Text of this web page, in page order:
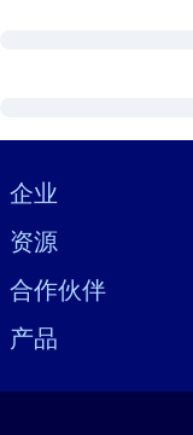
Visually hidden
企业
资源
合作伙伴
产品